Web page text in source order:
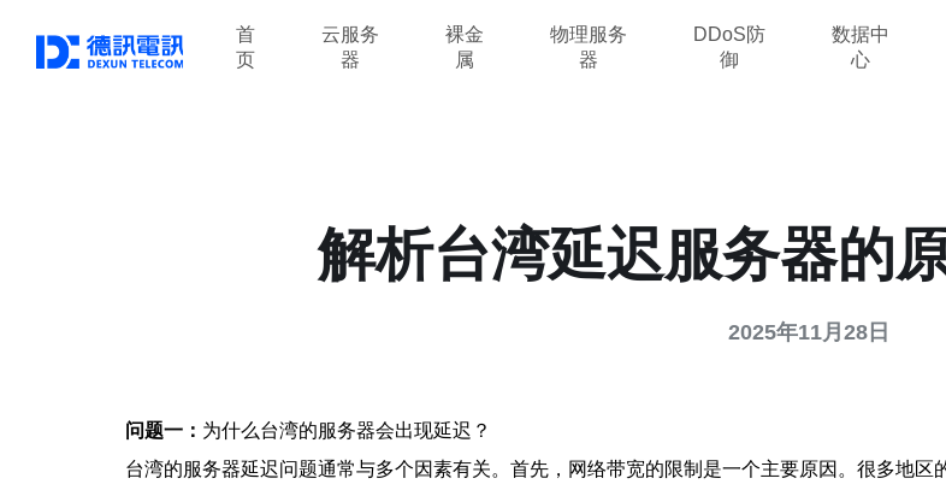
首
页
云服务
器
裸金
属
物理服务
器
DDoS防
御
数据中
心
解析台湾延迟服务器的
2025年11月28日
问题一： 为什么台湾的服务器会出现延迟？
台湾的服务器延迟问题通常与多个因素有关。首先，网络带宽的限制是一个主要原因。很多地